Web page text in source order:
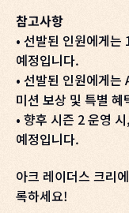
참고사항
• 선발된 인원에게
예정입니다.
• 선발된 인원에게
미션 보상 및 특별
• 향후 시즌 2 운영
예정입니다.
아크 레이더스 크리
록하세요!